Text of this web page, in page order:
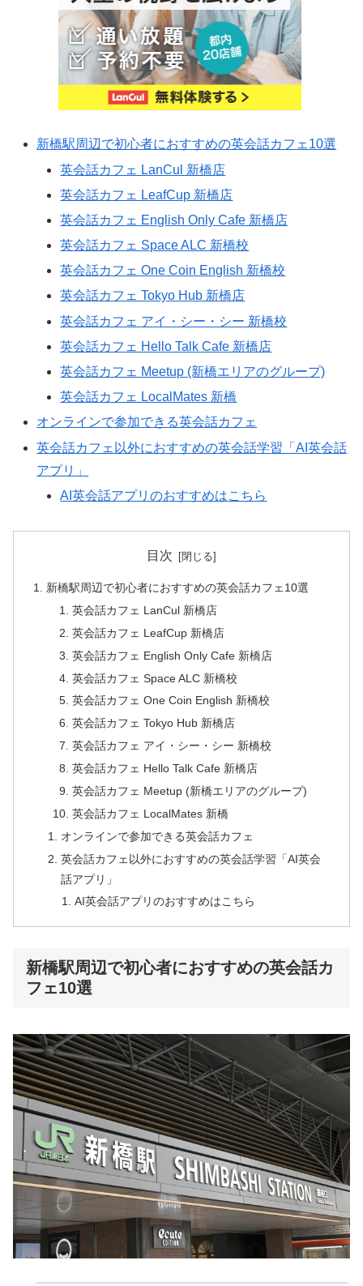
新橋駅周辺で初心者におすすめの英会話カフェ10選
英会話カフェ LanCul 新橋店
英会話カフェ LeafCup 新橋店
英会話カフェ English Only Cafe 新橋店
英会話カフェ Space ALC 新橋校
英会話カフェ One Coin English 新橋校
英会話カフェ Tokyo Hub 新橋店
英会話カフェ アイ・シー・シー 新橋校
英会話カフェ Hello Talk Cafe 新橋店
英会話カフェ Meetup (新橋エリアのグループ)
英会話カフェ LocalMates 新橋
オンラインで参加できる英会話カフェ
英会話カフェ以外におすすめの英会話学習「AI英会話
アプリ」
AI英会話アプリのおすすめはこちら
目次
新橋駅周辺で初心者におすすめの英会話カフェ10選
英会話カフェ LanCul 新橋店
英会話カフェ LeafCup 新橋店
英会話カフェ English Only Cafe 新橋店
英会話カフェ Space ALC 新橋校
英会話カフェ One Coin English 新橋校
英会話カフェ Tokyo Hub 新橋店
英会話カフェ アイ・シー・シー 新橋校
英会話カフェ Hello Talk Cafe 新橋店
英会話カフェ Meetup (新橋エリアのグループ)
英会話カフェ LocalMates 新橋
オンラインで参加できる英会話カフェ
英会話カフェ以外におすすめの英会話学習「AI英会
話アプリ」
AI英会話アプリのおすすめはこちら
新橋駅周辺で初心者におすすめの英会話カ
フェ10選